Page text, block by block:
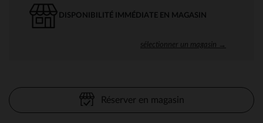
DISPONIBILITÉ IMMÉDIATE EN MAGASIN
sélectionner un magasin →
Réserver en magasin